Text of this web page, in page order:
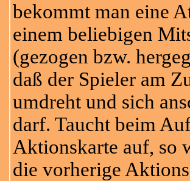
bekommt man eine
einem beliebigen
(gezogen bzw.
daß der Spieler am
umdreht und sich
darf. Taucht beim
Aktionskarte auf, so
die vorherige